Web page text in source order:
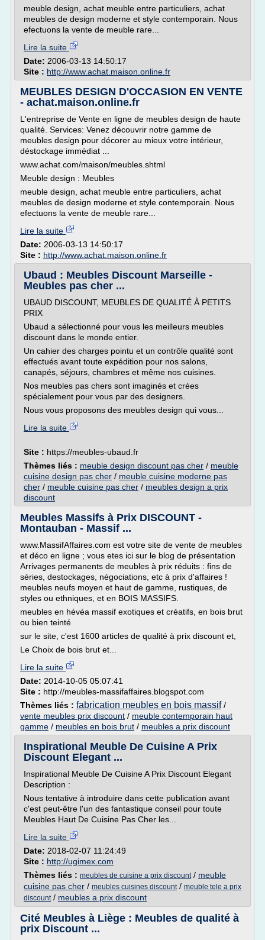
meuble design, achat meuble entre particuliers, achat
meubles de design moderne et style contemporain. Nous
efectuons la vente de meuble rare...
Lire la suite
Date: 2006-03-13 14:50:17
Site : http://www.achat.maison.online.fr
MEUBLES DESIGN D'OCCASION EN VENTE
- achat.maison.online.fr
L'entreprise de Vente en ligne de meubles design de haute
qualité. Services: Venez découvrir notre gamme de
meubles design pour décorer au mieux votre intérieur,
déstockage immédiat ...
www.achat.com/maison/meubles.shtml
Meuble design : Meubles
meuble design, achat meuble entre particuliers, achat
meubles de design moderne et style contemporain. Nous
efectuons la vente de meuble rare...
Lire la suite
Date: 2006-03-13 14:50:17
Site : http://www.achat.maison.online.fr
Ubaud : Meubles Discount Marseille -
Meubles pas cher ...
UBAUD DISCOUNT, MEUBLES DE QUALITÉ À PETITS
PRIX
Ubaud a sélectionné pour vous les meilleurs meubles
discount dans le monde entier.
Un cahier des charges pointu et un contrôle qualité sont
effectués avant toute expédition pour nos salons,
canapés, séjours, chambres et même nos cuisines.
Nos meubles pas chers sont imaginés et crées
spécialement pour vous par des designers.
Nous vous proposons des meubles design qui vous...
Lire la suite
Site : https://meubles-ubaud.fr
Thèmes liés : meuble design discount pas cher / meuble
cuisine design pas cher / meuble cuisine moderne pas
cher / meuble cuisine pas cher / meubles design a prix
discount
Meubles Massifs à Prix DISCOUNT -
Montauban - Massif ...
www.MassifAffaires.com est votre site de vente de meubles
et déco en ligne ; vous etes ici sur le blog de présentation
Arrivages permanents de meubles à prix réduits : fins de
séries, destockages, négociations, etc à prix d'affaires !
meubles neufs moyen et haut de gamme, rustiques, de
styles ou ethniques, et en BOIS MASSIFS.
meubles en hévéa massif exotiques et créatifs, en bois brut
ou bien teinté
sur le site, c'est 1600 articles de qualité à prix discount et,
Le Choix de bois brut et...
Lire la suite
Date: 2014-10-05 05:07:41
Site : http://meubles-massifaffaires.blogspot.com
Thèmes liés : fabrication meubles en bois massif/
vente meubles prix discount / meuble contemporain haut
gamme / meubles en bois brut / meubles a prix discount
Inspirational Meuble De Cuisine A Prix
Discount Elegant ...
Inspirational Meuble De Cuisine A Prix Discount Elegant
Description :
Nous tentative à introduire dans cette publication avant
c'est peut-être l'un des fantastique conseil pour toute
Meubles Haut De Cuisine Pas Cher les...
Lire la suite
Date: 2018-02-07 11:24:49
Site : http://ugimex.com
Thèmes liés : meubles de cuisine a prix discount/ meuble
cuisine pas cher / meubles cuisines discount/ meuble tele a prix
discount/ meubles a prix discount
Cité Meubles à Liège : Meubles de qualité à
prix Discount ...